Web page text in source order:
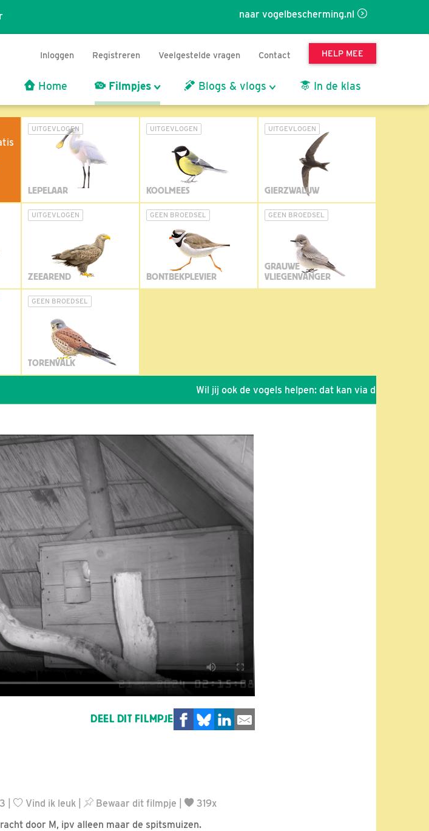
naar vogelbescherming.nl
Inloggen Registreren Veelgestelde vragen Contact HELP MEE
Home Filmpjes Blogs & vlogs In de klas
UITGEVLOGEN
LEPELAAR
UITGEVLOGEN
KOOLMEES
UITGEVLOGEN
GIERZWALUW
UITGEVLOGEN
ZEEAREND
GEEN BROEDSEL
BONTBEKPLEVIER
GEEN BROEDSEL
GRAUWE
VLIEGENVANGER
GEEN BROEDSEL
TORENVALK
Wil jij ook de vogels helpen: dat kan via de link!
DEEL DIT FILMPJE
| Vind ik leuk Bewaar dit filmpje
319x
door M, ipv alleen maar de spitsmuizen.